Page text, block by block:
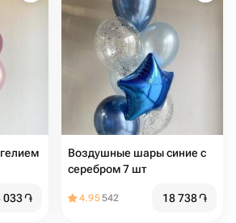
033֏
Воздушные шары синие с
серебром 7 шт
4.95542 18 738֏